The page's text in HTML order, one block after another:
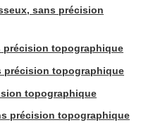
sans précision
précision topographique
précision topographique
topographique
précision topographique